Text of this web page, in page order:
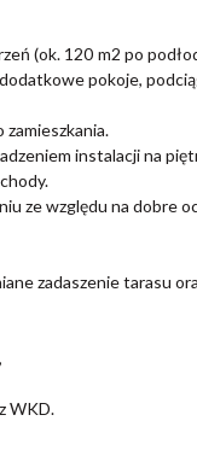
(ok. 120 m2 po
pokoje,
instalacji na
ze względu na dobre
zadaszenie tarasu
WKD.